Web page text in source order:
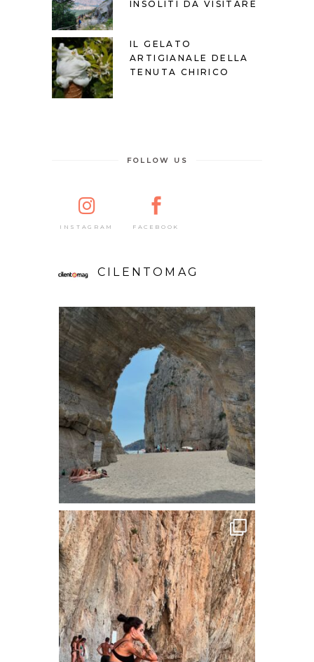
INSOLITI DA VISITARE
IL GELATO
ARTIGIANALE DELLA
TENUTA CHIRICO
FOLLOW US
INSTAGRAM FACEBOOK
CILENTOMAG